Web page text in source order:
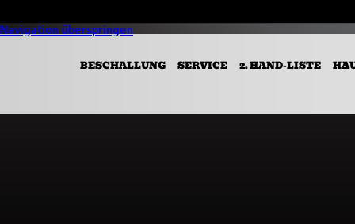
Navigation überspringen
BESCHALLUNG SERVICE 2. HAND-LISTE